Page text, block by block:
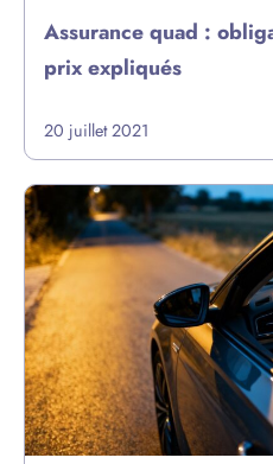
Assurance quad :
prix expliqués
20 juillet 2021